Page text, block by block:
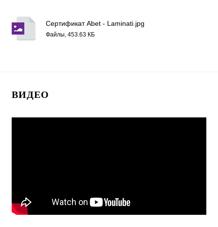
Сертификат Abet - Laminati.jpg
Файлы, 453.63 КБ
ВИДЕО